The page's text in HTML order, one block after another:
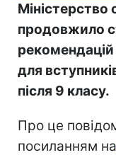
Міністерство
продовжило
для
після 9 класу.
Про це
посиланням на